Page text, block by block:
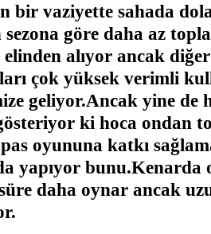
bir vaziyette sahada
göre daha az
alıyor ancak
çok yüksek verimli
geliyor.Ancak yine de
ki hoca ondan
oyununa katkı
yapıyor bunu.Kenarda
daha oynar ancak